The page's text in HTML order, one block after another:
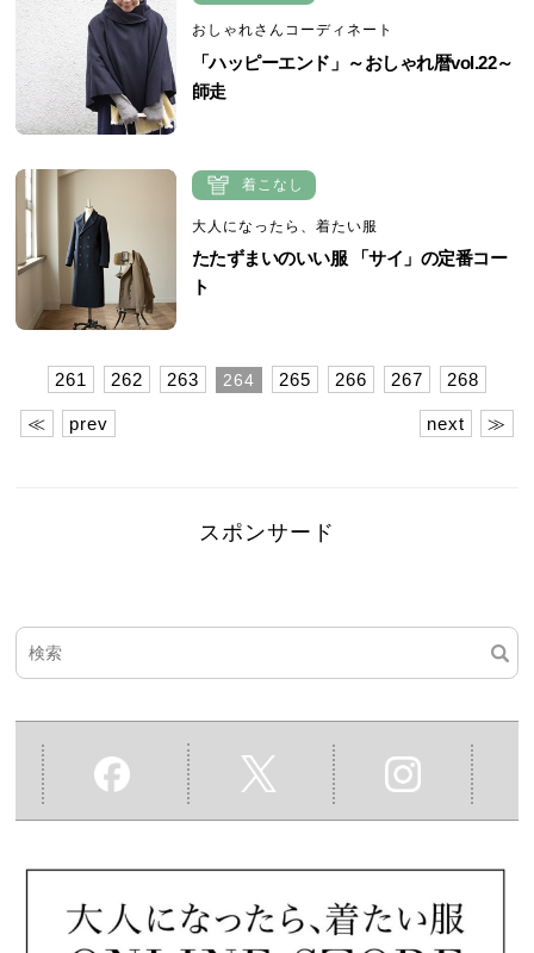
おしゃれさんコーディネート
「ハッピーエンド」～おしゃれ暦vol.22～
師走
着こなし
大人になったら、着たい服
たたずまいのいい服 「サイ」の定番コー
ト
≪ prev
261 262 263 264 265 266 267 268
next ≫
スポンサード